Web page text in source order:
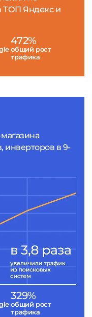
инверторов в 9-
329%
общий рост
трафика
ТОП Яндекс и
472%
общий рост
трафика